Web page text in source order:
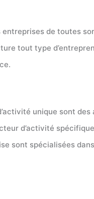
de toutes
tout type
unique sont
d’activité
sont spécialisées